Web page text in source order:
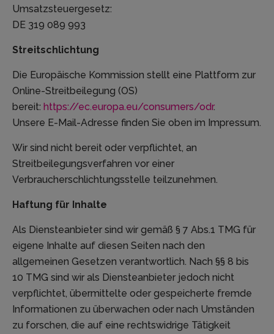
Umsatzsteuergesetz:
DE 319 089 993
Streitschlichtung
Die Europäische Kommission stellt eine Plattform zur
Online-Streitbeilegung (OS)
bereit: https://ec.europa.eu/consumers/odr.
Unsere E-Mail-Adresse finden Sie oben im Impressum.
Wir sind nicht bereit oder verpflichtet, an
Streitbeilegungsverfahren vor einer
Verbraucherschlichtungsstelle teilzunehmen.
Haftung für Inhalte
Als Diensteanbieter sind wir gemäß § 7 Abs.1 TMG für
eigene Inhalte auf diesen Seiten nach den
allgemeinen Gesetzen verantwortlich. Nach §§ 8 bis
10 TMG sind wir als Diensteanbieter jedoch nicht
verpflichtet, übermittelte oder gespeicherte fremde
Informationen zu überwachen oder nach Umständen
zu forschen, die auf eine rechtswidrige Tätigkeit